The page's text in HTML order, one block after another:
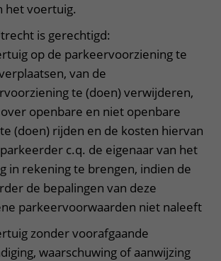
het voertuig.
is gerechtigd:
op de parkeervoorziening te
van de
te (doen) verwijderen,
openbare en niet openbare
(doen) rijden en de kosten hiervan
c.q. de eigenaar van het
in rekening te brengen, indien de
de bepalingen van deze
parkeervoorwaarden niet naleeft
zonder voorafgaande
waarschuwing of aanwijzing